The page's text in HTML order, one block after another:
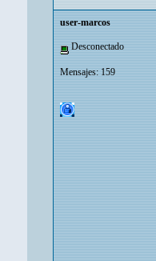
user-marcos
Desconectado
Mensajes: 159